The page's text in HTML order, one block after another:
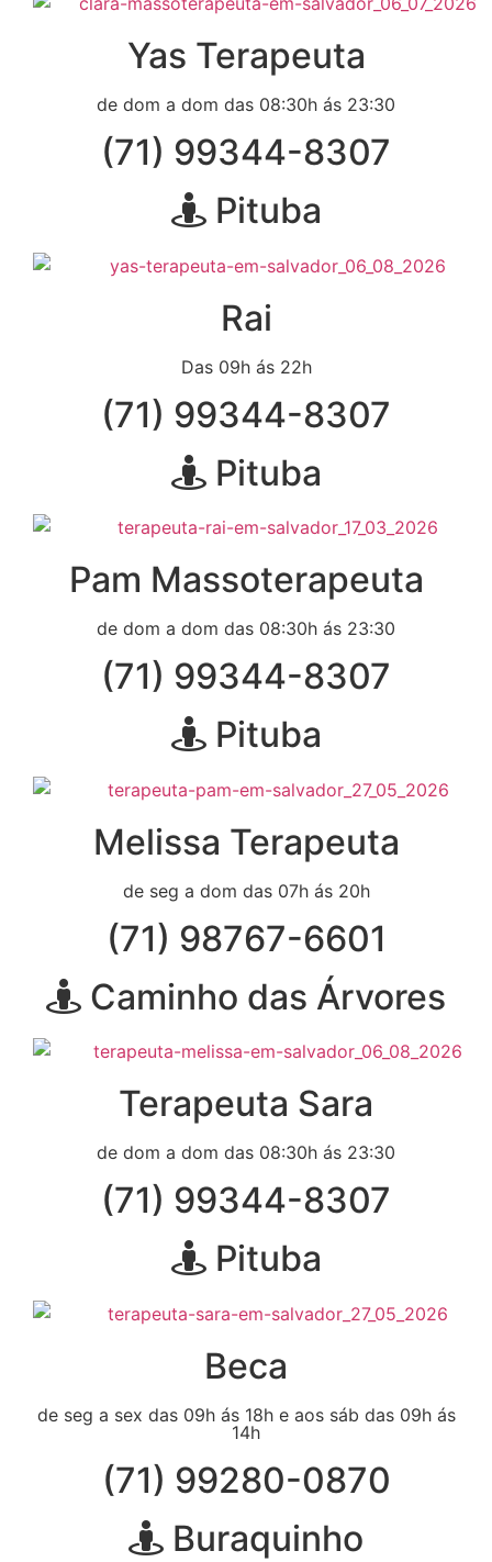
Yas Terapeuta
de dom a dom das 08:30h ás 23:30
(71) 99344-8307
Pituba
Rai
Das 09h ás 22h
(71) 99344-8307
Pituba
Pam Massoterapeuta
de dom a dom das 08:30h ás 23:30
(71) 99344-8307
Pituba
Melissa Terapeuta
de seg a dom das 07h ás 20h
(71) 98767-6601
Caminho das Árvores
Terapeuta Sara
de dom a dom das 08:30h ás 23:30
(71) 99344-8307
Pituba
Beca
de seg a sex das 09h ás 18h e aos sáb das 09h ás
14h
(71) 99280-0870
Buraquinho